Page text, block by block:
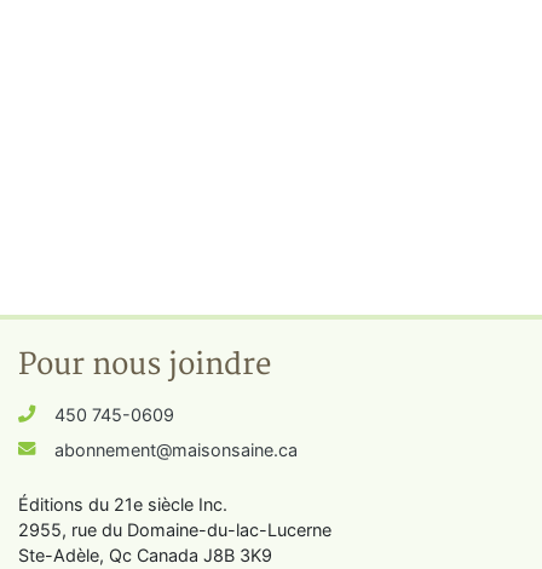
Pour nous joindre
450 745-0609
abonnement@maisonsaine.ca
Éditions du 21e siècle Inc.
2955, rue du Domaine-du-lac-Lucerne
Ste-Adèle, Qc Canada J8B 3K9